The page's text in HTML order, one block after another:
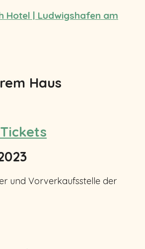
Haus
und Vorverkaufsstelle der